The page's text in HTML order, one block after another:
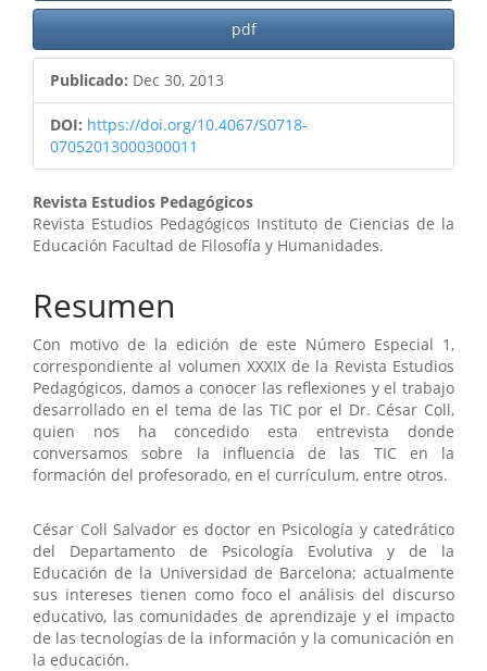
pdf
Publicado: Dec 30, 2013
DOI: https://doi.org/10.4067/S0718-
07052013000300011
Contenido
principal
artículo
Revista Estudios Pedagógicos
Revista Estudios Pedagógicos Instituto de Ciencias de la
Educación Facultad de Filosofía y Humanidades.
Resumen
Con motivo de la edición de este Número Especial 1,
correspondiente al volumen XXXIX de la Revista Estudios
Pedagógicos, damos a conocer las reflexiones y el trabajo
desarrollado en el tema de las TIC por el Dr. César Coll,
quien nos ha concedido esta entrevista donde
conversamos sobre la influencia de las TIC en la
formación del profesorado, en el currículum, entre otros.
César Coll Salvador es doctor en Psicología y catedrático
del Departamento de Psicología Evolutiva y de la
Educación de la Universidad de Barcelona; actualmente
sus intereses tienen como foco el análisis del discurso
educativo, las comunidades de aprendizaje y el impacto
de las tecnologías de la información y la comunicación en
la educación.